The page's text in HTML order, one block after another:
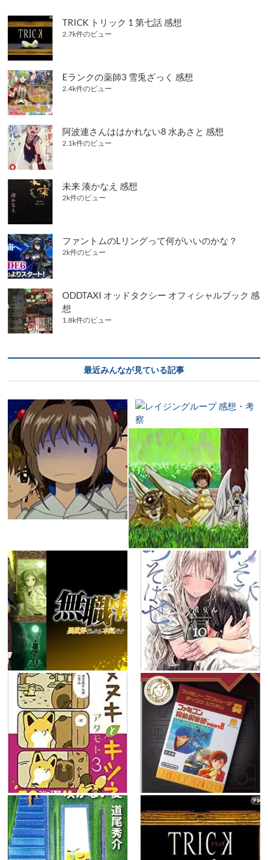
TRICK トリック 1 第七話 感想
2.7k件のビュー
Eランクの薬師3 雪兎ざっく 感想
2.4k件のビュー
阿波連さんははかれない8 水あさと 感想
2.1k件のビュー
未来 湊かなえ 感想
2k件のビュー
ファントムのLリングって何がいいのかな？
2k件のビュー
ODDTAXI オッドタクシー オフィシャルブック 感
想
1.8k件のビュー
最近みんなが見ている記事